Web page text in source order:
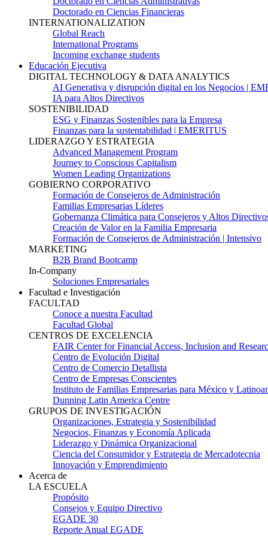
Doctorado en Ciencias Financieras
INTERNATIONALIZATION
Global Reach
International Programs
Incoming exchange students
Educación Ejecutiva
DIGITAL TECHNOLOGY & DATA ANALYTICS
AI Generativa y disrupción digital en los Negocios |
IA para Altos Directivos
SOSTENIBILIDAD
ESG y Finanzas Sostenibles para la Empresa
Finanzas para la sustentabilidad | EMERITUS
LIDERAZGO Y ESTRATEGIA
Advanced Management Program
Journey to Conscious Capitalism
Women Leading Organizations
GOBIERNO CORPORATIVO
Formación de Consejeros de Administración
Familias Empresarias Líderes
Gobernanza Climática para Consejeros y Altos
Creación de Valor en la Familia Empresaria
Formación de Consejeros de Administración | Intensivo
MARKETING
B2B Brand Bootcamp
In-Company
Soluciones Empresariales
Facultad e Investigación
FACULTAD
Conoce a nuestra Facultad
Facultad Global
CENTROS DE EXCELENCIA
FAIR Center for Financial Access, Inclusion and
Centro de Evolución Digital
Centro de Comercio Detallista
Centro de Empresas Conscientes
Instituto de Familias Empresarias para México y
Dunning Latin America Centre
GRUPOS DE INVESTIGACIÓN
Organizaciones, Estrategia y Sostenibilidad
Negocios, Finanzas y Economía Aplicada
Liderazgo y Dinámica Organizacional
Ciencia del Consumidor y Estrategia de Mercadotecnia
Innovación y Emprendimiento
Acerca de
LA ESCUELA
Propósito
Consejos y Equipo Directivo
EGADE 30
Reporte Anual EGADE